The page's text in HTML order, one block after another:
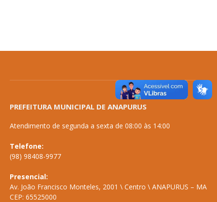
PREFEITURA MUNICIPAL DE ANAPURUS
Atendimento de segunda a sexta de 08:00 às 14:00
Telefone:
(98) 98408-9977
Presencial:
Av. João Francisco Monteles, 2001 \ Centro \ ANAPURUS – MA
CEP: 65525000